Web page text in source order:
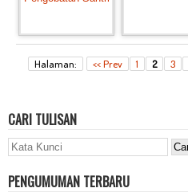
Halaman: << Prev 1 2 3
CARI TULISAN
PENGUMUMAN TERBARU